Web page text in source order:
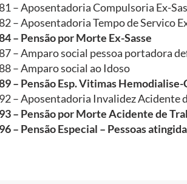
81 – Aposentadoria Compulsoria Ex-
82 – Aposentadoria Tempo de Servico
– Pensão por Morte Ex-Sasse
87 – Amparo social pessoa portadora
88 – Amparo social ao Idoso
– Pensão Esp. Vitimas Hemodialise-
92 – Aposentadoria Invalidez Acidente
93 – Pensão por Morte Acidente de
96 – Pensão Especial – Pessoas